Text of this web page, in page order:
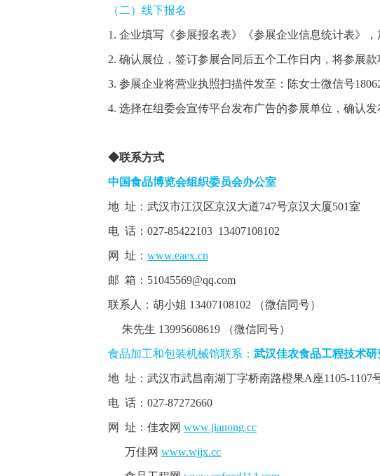
（二）线下报名
1. 企业填写《参展报名表》《参展企业信息统计表》
2. 确认展位，签订参展合同后五个工作日内，将参展
3. 参展企业将营业执照扫描件发至：陈女士微信号
4. 选择在组委会宣传平台发布广告的参展单位，确认
◆联系方式
中国食品博览会组织委员会办公室
地 址：武汉市江汉区京汉大道747号京汉大厦501室
电 话：027-85422103 13407108102
网 址： www.eaex.cn
邮 箱：51045569@qq.com
联系人：胡小姐 13407108102 （微信同号）
朱先生 13995608619 （微信同号）
食品加工和包装机械馆联系： 武汉佳农食品工程技术研
地 址：武汉市武昌南湖丁字桥南路橙果A座1105-1107
电 话：027-87272660
网 址：佳农网 www.jianong.cc
万佳网 www.wjjx.cc